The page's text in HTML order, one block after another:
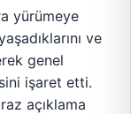
yürümeye
ve
genel
işaret etti.
açıklama